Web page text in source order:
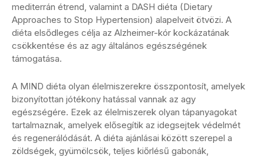
mediterrán étrend, valamint a DASH diéta (Dietary
Approaches to Stop Hypertension) alapelveit ötvözi. A
diéta elsődleges célja az Alzheimer-kór kockázatának
csökkentése és az agy általános egészségének
támogatása.
A MIND diéta olyan élelmiszerekre összpontosít, amelyek
bizonyítottan jótékony hatással vannak az agy
egészségére. Ezek az élelmiszerek olyan tápanyagokat
tartalmaznak, amelyek elősegítik az idegsejtek védelmét
és regenerálódását. A diéta ajánlásai között szerepel a
zöldségek, gyümölcsök, teljes kiőrlésű gabonák,